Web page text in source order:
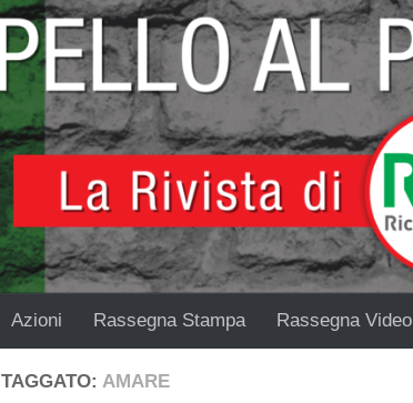
Azioni Rassegna Stampa Rassegna Video
TAGGATO: AMARE